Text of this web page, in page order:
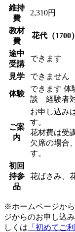
維持
費
2,310円
教材
費
花代（1700）
途中
受講
できます
見学 できません
体験
できます 体
談 経験者対
ご案
内
お申し込み
す。
花材費は受
欠席の場合
す。
初回
持参
品
花ばさみ、
※ホームページか
ジからのお申し込
しくは 「初めてご